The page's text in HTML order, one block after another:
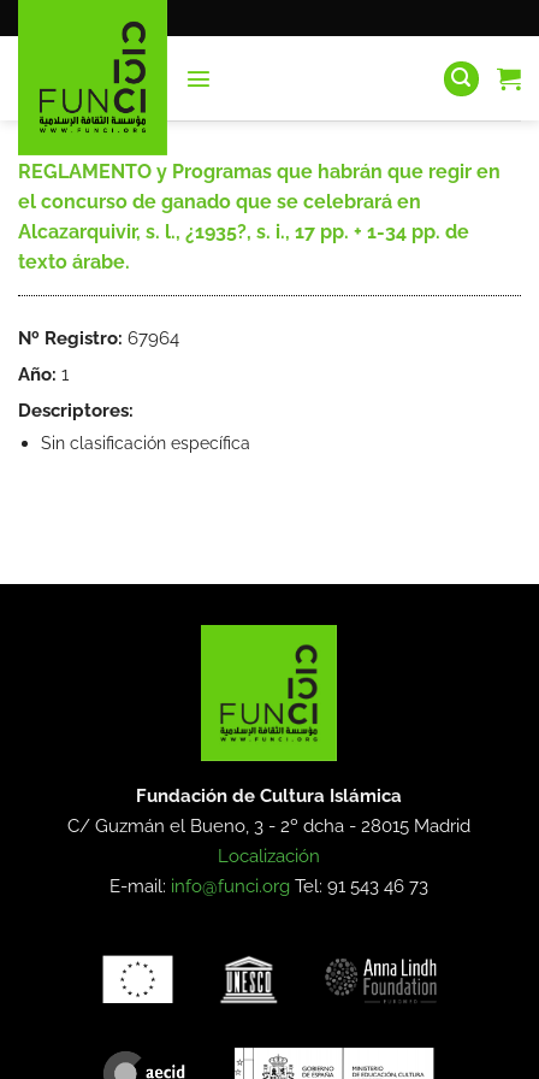
al
REGLAMENTO y Programas que habrán que regir en
el concurso de ganado que se celebrará en
Alcazarquivir, s. l., ¿1935?, s. i., 17 pp. + 1-34 pp. de
texto árabe.
Nº Registro: 67964
Año: 1
Descriptores:
Sin clasificación específica
Fundación de Cultura Islámica
C/ Guzmán el Bueno, 3 - 2º dcha -28015 Madrid
Localización
E-mail: info@funci.org Tel: 91 543 46 73